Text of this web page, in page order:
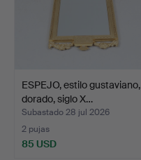
ESPEJO, estilo gustaviano,
dorado, siglo X…
Subastado 28 jul 2026
2 pujas
85 USD